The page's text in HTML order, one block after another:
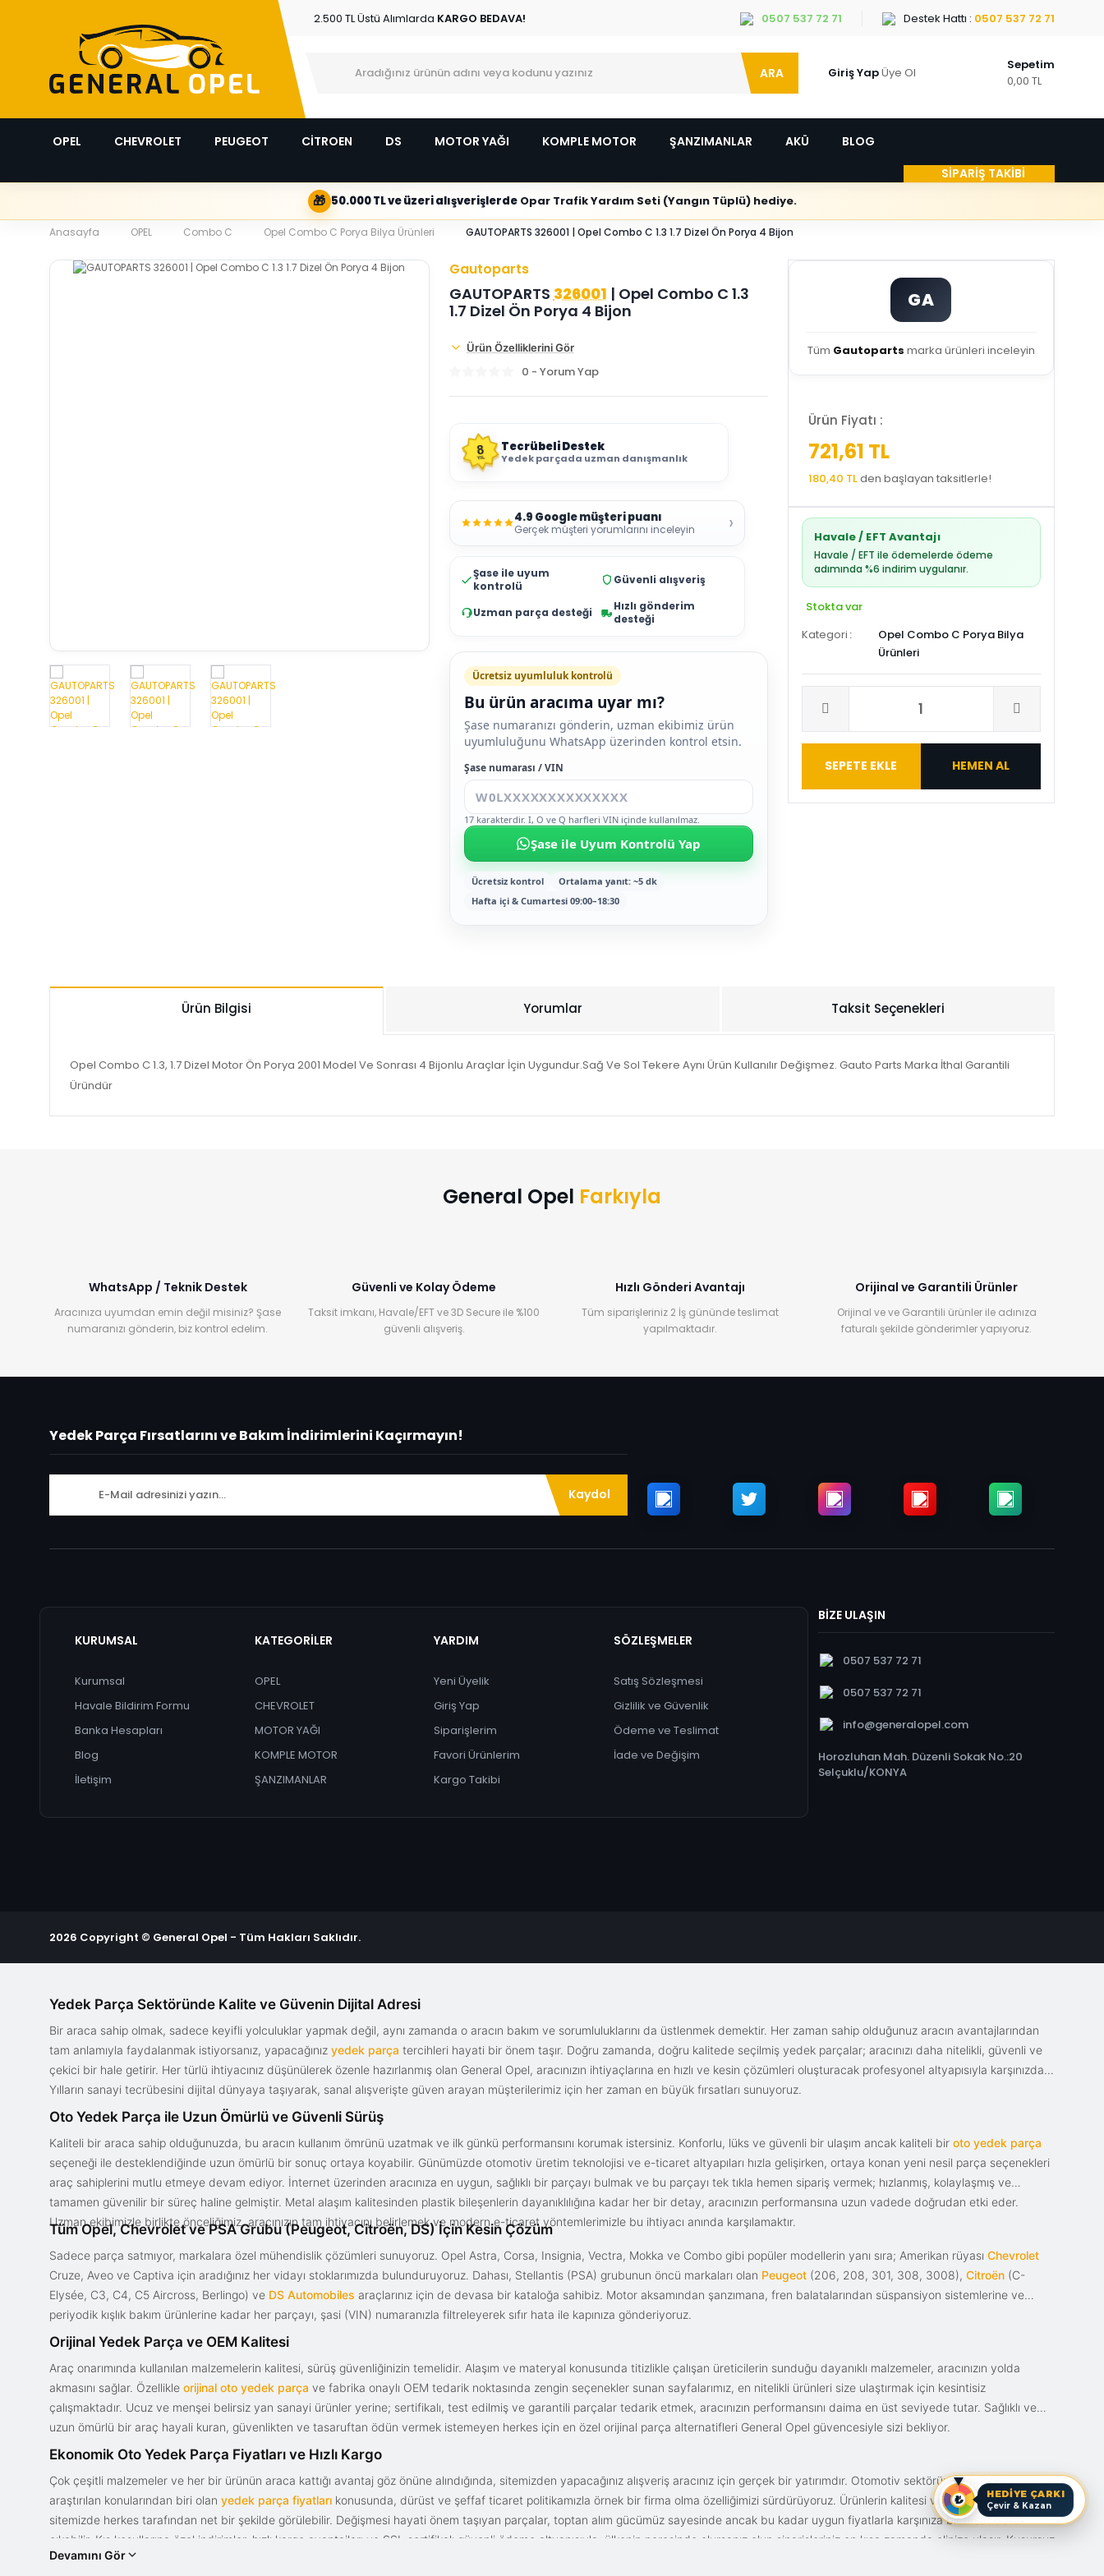
2.500 TL Üstü Alımlarda KARGO BEDAVA! 0507 537 72 71 Destek Hattı : 0507 537 72 71
ARA Giriş YapÜye Ol
Sepetim
0,00 TL
OPEL CHEVROLET PEUGEOT CİTROEN DS MOTOR YAĞI KOMPLE MOTOR ŞANZIMANLAR AKÜ
BLOG
SİPARİŞ TAKİBİ
🎁 50.000 TL ve üzeri alışverişlerdeOpar Trafik Yardım Seti (Yangın Tüplü) hediye.
Anasayfa OPEL Combo C Opel Combo C Porya Bilya Ürünleri GAUTOPARTS 326001 | Opel Combo C 1.3 1.7 Dizel Ön Porya 4 Bijon
Gautoparts
GAUTOPARTS 326001 | Opel Combo C 1.3
1.7 Dizel Ön Porya 4 Bijon
Ürün Özelliklerini Gör
0 - Yorum Yap
8
YIL
Tecrübeli Destek
Yedek parçada uzman danışmanlık
4.9 Google müşteri puanı
Gerçek müşteri yorumlarını inceleyin ›
Şase ile uyum
kontrolü
Güvenli alışveriş
Uzman parça desteği
Hızlı gönderim
desteği
Ücretsiz uyumluluk kontrolü
Bu ürün aracıma uyar mı?
Şase numaranızı gönderin, uzman ekibimiz ürün
uyumluluğunu WhatsApp üzerinden kontrol etsin.
Şase numarası / VIN
17 karakterdir. I, O ve Q harfleri VIN içinde kullanılmaz.
Şase ile Uyum Kontrolü Yap
Ücretsiz kontrol
Ortalama yanıt: ~5 dk
Hafta içi & Cumartesi 09:00–18:30
GA
Tüm Gautoparts marka ürünleri inceleyin
Ürün Fiyatı :
721,61 TL
180,40 TLden başlayan taksitlerle!
Havale / EFT Avantajı
Havale / EFT ile ödemelerde ödeme
adımında %6 indirim uygulanır.
Stokta var
Kategori
Opel Combo C Porya Bilya
Ürünleri
SEPETE EKLE HEMEN AL
Ürün Bilgisi Yorumlar Taksit Seçenekleri
Opel Combo C 1.3, 1.7 Dizel Motor Ön Porya 2001 Model Ve Sonrası 4 Bijonlu Araçlar İçin Uygundur.Sağ Ve Sol Tekere Aynı Ürün Kullanılır Değişmez. Gauto Parts Marka İthal Garantili
Üründür
General Opel Farkıyla
WhatsApp / Teknik Destek
Aracınıza uyumdan emin değil misiniz? Şase
numaranızı gönderin, biz kontrol edelim.
Güvenli ve Kolay Ödeme
Taksit imkanı, Havale/EFT ve 3D Secure ile %100
güvenli alışveriş.
Hızlı Gönderi Avantajı
Tüm siparişleriniz 2 İş gününde teslimat
yapılmaktadır.
Orijinal ve Garantili Ürünler
Orijinal ve ve Garantili ürünler ile adınıza
faturalı şekilde gönderimler yapıyoruz.
Yedek Parça Fırsatlarını ve Bakım İndirimlerini Kaçırmayın!
Kaydol
KURUMSAL
Kurumsal
Havale Bildirim Formu
Banka Hesapları
Blog
İletişim
KATEGORİLER
OPEL
CHEVROLET
MOTOR YAĞI
KOMPLE MOTOR
ŞANZIMANLAR
YARDIM
Yeni Üyelik
Giriş Yap
Siparişlerim
Favori Ürünlerim
Kargo Takibi
SÖZLEŞMELER
Satış Sözleşmesi
Gizlilik ve Güvenlik
Ödeme ve Teslimat
İade ve Değişim
BİZE ULAŞIN
0507 537 72 71
0507 537 72 71
info@generalopel.com
Horozluhan Mah. Düzenli Sokak No.:20
Selçuklu/KONYA
2026 Copyright © General Opel - Tüm Hakları Saklıdır.
HEDİYE ÇARKI
Çevir & Kazan
Yedek Parça Sektöründe Kalite ve Güvenin Dijital Adresi
Bir araca sahip olmak, sadece keyifli yolculuklar yapmak değil, aynı zamanda o aracın bakım ve sorumluluklarını da üstlenmek demektir. Her zaman sahip olduğunuz aracın avantajlarından
tam anlamıyla faydalanmak istiyorsanız, yapacağınız yedek parça tercihleri hayati bir önem taşır. Doğru zamanda, doğru kalitede seçilmiş yedek parçalar; aracınızı daha nitelikli, güvenli ve
çekici bir hale getirir. Her türlü ihtiyacınız düşünülerek özenle hazırlanmış olan General Opel, aracınızın ihtiyaçlarına en hızlı ve kesin çözümleri oluşturacak profesyonel altyapısıyla karşınızda.
Yılların sanayi tecrübesini dijital dünyaya taşıyarak, sanal alışverişte güven arayan müşterilerimiz için her zaman en büyük fırsatları sunuyoruz.
Oto Yedek Parça ile Uzun Ömürlü ve Güvenli Sürüş
Kaliteli bir araca sahip olduğunuzda, bu aracın kullanım ömrünü uzatmak ve ilk günkü performansını korumak istersiniz. Konforlu, lüks ve güvenli bir ulaşım ancak kaliteli bir oto yedek parça
seçeneği ile desteklendiğinde uzun ömürlü bir sonuç ortaya koyabilir. Günümüzde otomotiv üretim teknolojisi ve e-ticaret altyapıları hızla gelişirken, ortaya konan yeni nesil parça seçenekleri
araç sahiplerini mutlu etmeye devam ediyor. İnternet üzerinden aracınıza en uygun, sağlıklı bir parçayı bulmak ve bu parçayı tek tıkla hemen sipariş vermek; hızlanmış, kolaylaşmış ve
tamamen güvenilir bir süreç haline gelmiştir. Metal alaşım kalitesinden plastik bileşenlerin dayanıklılığına kadar her bir detay, aracınızın performansına uzun vadede doğrudan etki eder.
Uzman ekibimizle birlikte önceliğimiz, aracınızın tam ihtiyacını belirlemek ve modern e-ticaret yöntemlerimizle bu ihtiyacı anında karşılamaktır.
Tüm Opel, Chevrolet ve PSA Grubu (Peugeot, Citroën, DS) İçin Kesin Çözüm
Sadece parça satmıyor, markalara özel mühendislik çözümleri sunuyoruz. Opel Astra, Corsa, Insignia, Vectra, Mokka ve Combo gibi popüler modellerin yanı sıra; Amerikan rüyası Chevrolet
Cruze, Aveo ve Captiva için aradığınız her vidayı stoklarımızda bulunduruyoruz. Dahası, Stellantis (PSA) grubunun öncü markaları olan Peugeot (206, 208, 301, 308, 3008), Citroën (C-
Elysée, C3, C4, C5 Aircross, Berlingo) ve DS Automobiles araçlarınız için de devasa bir kataloğa sahibiz. Motor aksamından şanzımana, fren balatalarından süspansiyon sistemlerine ve
periyodik kışlık bakım ürünlerine kadar her parçayı, şasi (VIN) numaranızla filtreleyerek sıfır hata ile kapınıza gönderiyoruz.
Orijinal Yedek Parça ve OEM Kalitesi
Araç onarımında kullanılan malzemelerin kalitesi, sürüş güvenliğinizin temelidir. Alaşım ve materyal konusunda titizlikle çalışan üreticilerin sunduğu dayanıklı malzemeler, aracınızın yolda
akmasını sağlar. Özellikle orijinal oto yedek parça ve fabrika onaylı OEM tedarik noktasında zengin seçenekler sunan sayfalarımız, en nitelikli ürünleri size ulaştırmak için kesintisiz
çalışmaktadır. Ucuz ve menşei belirsiz yan sanayi ürünler yerine; sertifikalı, test edilmiş ve garantili parçalar tedarik etmek, aracınızın performansını daima en üst seviyede tutar. Sağlıklı ve
uzun ömürlü bir araç hayali kuran, güvenlikten ve tasaruftan ödün vermek istemeyen herkes için en özel orijinal parça alternatifleri General Opel güvencesiyle sizi bekliyor.
Ekonomik Oto Yedek Parça Fiyatları ve Hızlı Kargo
Çok çeşitli malzemeler ve her bir ürünün araca kattığı avantaj göz önüne alındığında, sitemizden yapacağınız alışveriş aracınız için gerçek bir yatırımdır. Otomotiv sektörünün en çok
araştırılan konularından biri olan yedek parça fiyatları konusunda, dürüst ve şeffaf ticaret politikamızla örnek bir firma olma özelliğimizi sürdürüyoruz. Ürünlerin kalitesi ve bunun fiyat karşılığı
sitemizde herkes tarafından net bir şekilde görülebilir. Değişmesi hayati önem taşıyan parçalar, toptan alım gücümüz sayesinde ancak bu kadar uygun fiyatlarla karşınıza bir fırsat olarak
çıkabilir. Kış koşullarına özel indirimler, hızlı kargo avantajları ve SSL sertifikalı güvenli ödeme altyapısıyla; ülkenin neresinde olursanız olun siparişleriniz en kısa zamanda elinize ulaşır. Kusursuz
bir tasarım ve güce sahip olan aracınızın değerini korumak, uygun fiyat avantajıyla parça kalitesini birleştirmek için doğru yerdesiniz.
Devamını Gör